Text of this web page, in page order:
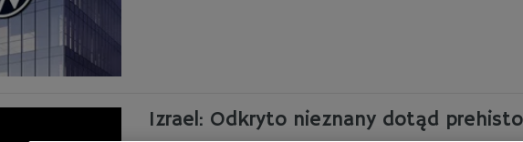
Izrael: Odkryto nieznany dotąd